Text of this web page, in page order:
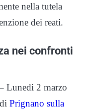
nella tutela
dei reati.
nei confronti
Lunedi 2 marzo
Prignano sulla